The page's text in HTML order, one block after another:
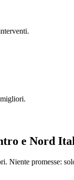
e Nord
Niente promesse: